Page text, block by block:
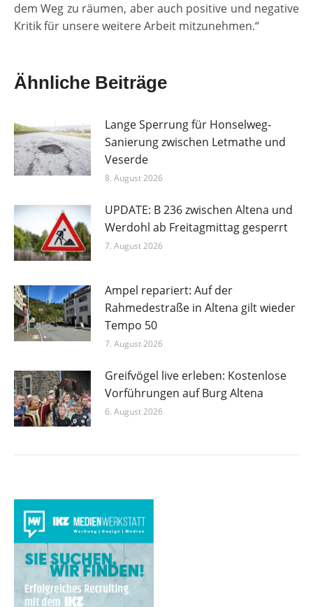
dem Weg zu räumen, aber auch positive und negative
Kritik für unsere weitere Arbeit mitzunehmen.“
Ähnliche Beiträge
Lange Sperrung für Honselweg-
Sanierung zwischen Letmathe und
Veserde
8. August 2026
UPDATE: B 236 zwischen Altena und
Werdohl ab Freitagmittag gesperrt
7. August 2026
Ampel repariert: Auf der
Rahmedestraße in Altena gilt wieder
Tempo 50
7. August 2026
Greifvögel live erleben: Kostenlose
Vorführungen auf Burg Altena
6. August 2026